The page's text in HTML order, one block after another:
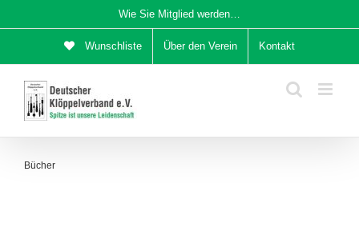
Inhalt
Wie Sie Mitglied werden…
Wunschliste Über den Verein Kontakt
Bücher